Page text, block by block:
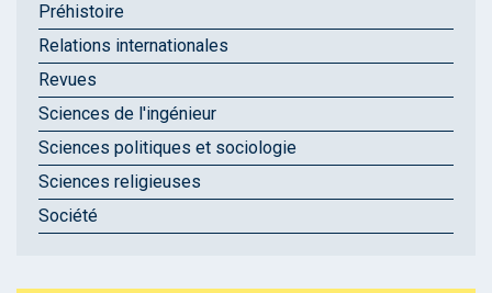
Préhistoire
Relations internationales
Revues
Sciences de l'ingénieur
Sciences politiques et sociologie
Sciences religieuses
Société